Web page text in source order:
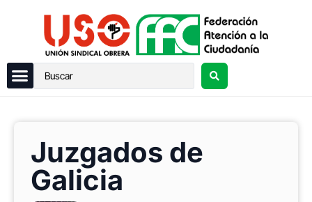
Juzgados de
Galicia